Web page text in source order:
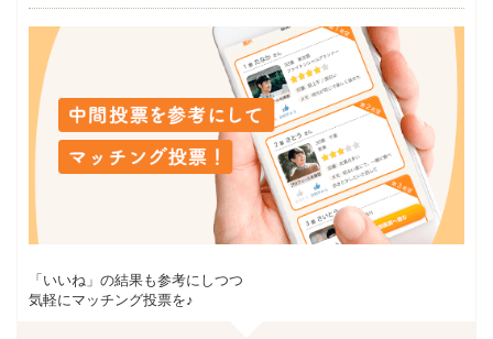
「いいね」の結果も参考にしつつ
気軽にマッチング投票を♪